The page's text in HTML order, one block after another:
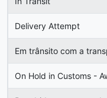
Delivery Attempt
Em trânsito com a
On Hold in Customs -